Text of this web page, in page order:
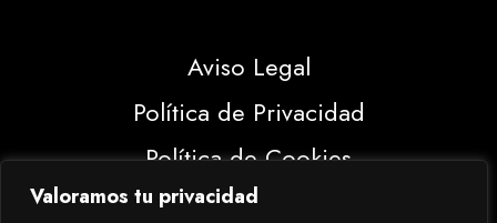
Valoramos tu privacidad
Aviso Legal
Política de Privacidad
Política de Cookies